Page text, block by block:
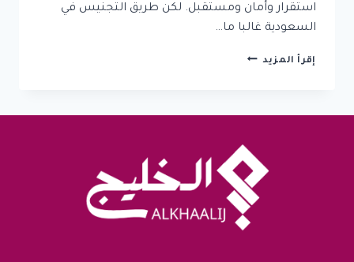
استقرار وأمان ومستقبل. لكن طريق التجنيس في
السعودية غالبا ما…
إقرأ المزيد معقب
معاملات
التجنيس
بأسرع
وقت
وأقل
تكلفة